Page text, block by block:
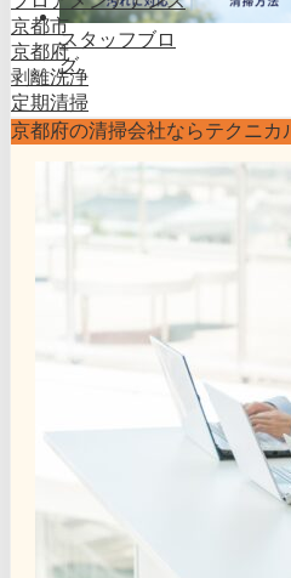
スタッフブロ
グ
京都市
京都府
剥離洗浄
定期清掃
京都府の清掃会社ならテクニカ